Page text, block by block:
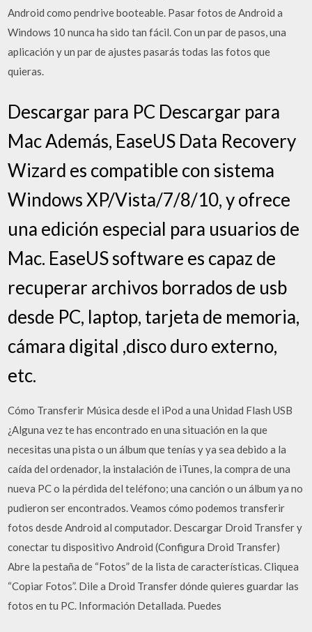
Android como pendrive booteable. Pasar fotos de Android a
Windows 10 nunca ha sido tan fácil. Con un par de pasos, una
aplicación y un par de ajustes pasarás todas las fotos que
quieras.
Descargar para PC Descargar para
Mac Además, EaseUS Data Recovery
Wizard es compatible con sistema
Windows XP/Vista/7/8/10, y ofrece
una edición especial para usuarios de
Mac. EaseUS software es capaz de
recuperar archivos borrados de usb
desde PC, laptop, tarjeta de memoria,
cámara digital ,disco duro externo,
etc.
Cómo Transferir Música desde el iPod a una Unidad Flash USB
¿Alguna vez te has encontrado en una situación en la que
necesitas una pista o un álbum que tenías y ya sea debido a la
caída del ordenador, la instalación de iTunes, la compra de una
nueva PC o la pérdida del teléfono; una canción o un álbum ya no
pudieron ser encontrados. Veamos cómo podemos transferir
fotos desde Android al computador. Descargar Droid Transfer y
conectar tu dispositivo Android (Configura Droid Transfer)
Abre la pestaña de “Fotos” de la lista de características. Cliquea
“Copiar Fotos”. Dile a Droid Transfer dónde quieres guardar las
fotos en tu PC. Información Detallada. Puedes